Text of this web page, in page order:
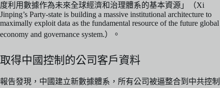
度利用數據作為未來全球經濟和治理體系的基本資源」（Xi
Jinping’s Party-state is building a massive institutional architecture to
maximally exploit data as the fundamental resource of the future global
economy and governance system.）。
取得中國控制的公司客戶資料
報告發現，中國建立新數據體系，所有公司被逼整合到中共控制